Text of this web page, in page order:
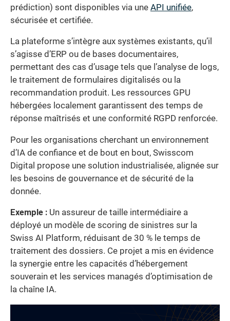
prédiction) sont disponibles via une API unifiée,
sécurisée et certifiée.
La plateforme s’intègre aux systèmes existants, qu’il
s’agisse d’ERP ou de bases documentaires,
permettant des cas d’usage tels que l’analyse de logs,
le traitement de formulaires digitalisés ou la
recommandation produit. Les ressources GPU
hébergées localement garantissent des temps de
réponse maîtrisés et une conformité RGPD renforcée.
Pour les organisations cherchant un environnement
d’IA de confiance et de bout en bout, Swisscom
Digital propose une solution industrialisée, alignée sur
les besoins de gouvernance et de sécurité de la
donnée.
Exemple : Un assureur de taille intermédiaire a
déployé un modèle de scoring de sinistres sur la
Swiss AI Platform, réduisant de 30 % le temps de
traitement des dossiers. Ce projet a mis en évidence
la synergie entre les capacités d’hébergement
souverain et les services managés d’optimisation de
la chaîne IA.